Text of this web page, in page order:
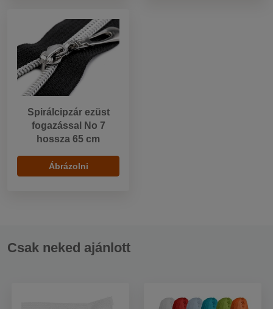
Spirálcipzár ezüst
fogazással No 7
hossza 65 cm
Ábrázolni
Csak neked ajánlott